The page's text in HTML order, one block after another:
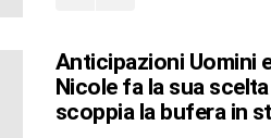
Anticipazioni Uomini
Nicole fa la sua
scoppia la bufera in